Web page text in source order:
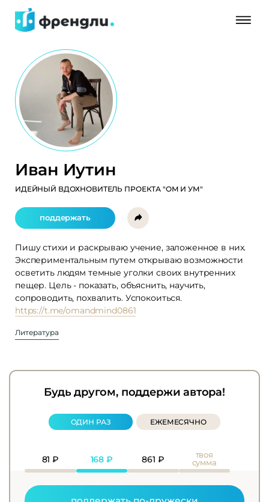
Иван Иутин
ИДЕЙНЫЙ ВДОХНОВИТЕЛЬ ПРОЕКТА "ОМ И УМ"
поддержать
Пишу стихи и раскрываю учение, заложенное в них.
Экспериментальным путем открываю возможности
осветить людям темные уголки своих внутренних
пещер. Цель - показать, объяснить, научить,
сопроводить, похвалить. Успокоиться.
https://t.me/omandmind0861
Литература
Будь другом, поддержи автора!
ОДИН РАЗ ЕЖЕМЕСЯЧНО
81 ₽ 168 ₽ 861 ₽
твоя
сумма